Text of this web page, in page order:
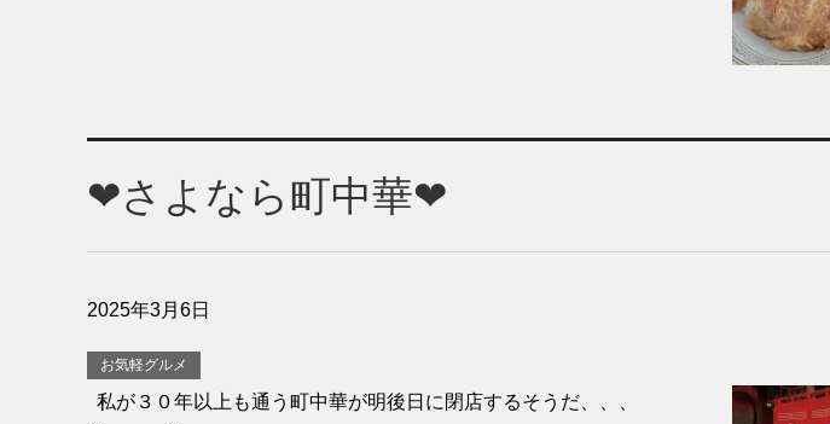
❤さよなら町中華❤
2025年3月6日
お気軽グルメ
私が３０年以上も通う町中華が明後日に閉店するそうだ、、、